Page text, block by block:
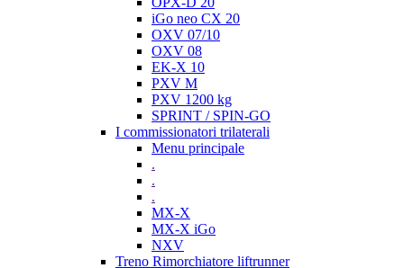
iGo neo CX 20
OXV 07/10
OXV 08
EK-X 10
PXV M
PXV 1200 kg
SPRINT / SPIN-GO
I commissionatori trilaterali
Menu principale
.
.
.
MX-X
MX-X iGo
NXV
Treno Rimorchiatore liftrunner